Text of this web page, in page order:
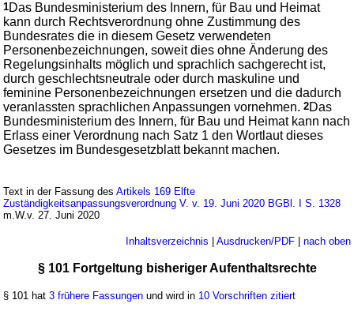
1Das Bundesministerium des Innern, für Bau und Heimat
kann durch Rechtsverordnung ohne Zustimmung des
Bundesrates die in diesem Gesetz verwendeten
Personenbezeichnungen, soweit dies ohne Änderung des
Regelungsinhalts möglich und sprachlich sachgerecht ist,
durch geschlechtsneutrale oder durch maskuline und
feminine Personenbezeichnungen ersetzen und die dadurch
veranlassten sprachlichen Anpassungen vornehmen.2Das
Bundesministerium des Innern, für Bau und Heimat kann nach
Erlass einer Verordnung nach Satz 1 den Wortlaut dieses
Gesetzes im Bundesgesetzblatt bekannt machen.
Text in der Fassung desArtikels 169 Elfte
Zuständigkeitsanpassungsverordnung V. v. 19. Juni 2020 BGBl. I S. 1328
m.W.v. 27. Juni 2020
Inhaltsverzeichnis Ausdrucken/PDF| nach oben
§ 101 Fortgeltung bisheriger Aufenthaltsrechte
§ 101 hat3 frühere Fassungen und wird in 10 Vorschriften zitiert